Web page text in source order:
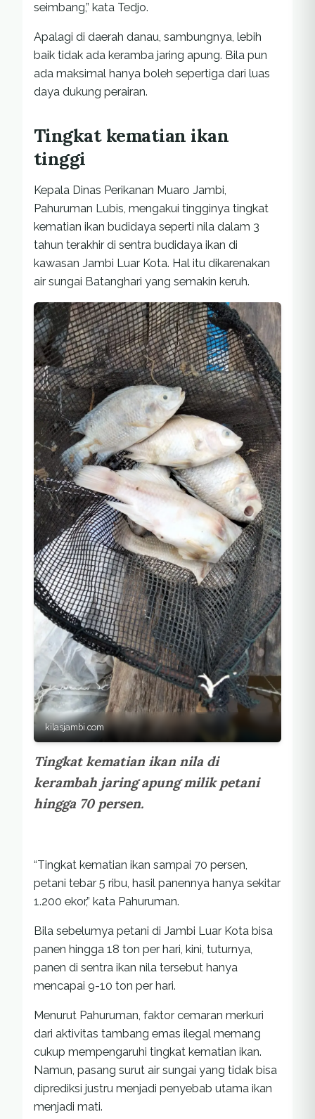
seimbang,” kata Tedjo.
Apalagi di daerah danau, sambungnya, lebih
baik tidak ada keramba jaring apung. Bila pun
ada maksimal hanya boleh sepertiga dari luas
daya dukung perairan.
Tingkat kematian ikan
tinggi
Kepala Dinas Perikanan Muaro Jambi,
Pahuruman Lubis, mengakui tingginya tingkat
kematian ikan budidaya seperti nila dalam 3
tahun terakhir di sentra budidaya ikan di
kawasan Jambi Luar Kota. Hal itu dikarenakan
air sungai Batanghari yang semakin keruh.
kilasjambi.com
Tingkat kematian ikan nila di
kerambah jaring apung milik petani
hingga 70 persen.
“Tingkat kematian ikan sampai 70 persen,
petani tebar 5 ribu, hasil panennya hanya sekitar
1.200 ekor,” kata Pahuruman.
Bila sebelumya petani di Jambi Luar Kota bisa
panen hingga 18 ton per hari, kini, tuturnya,
panen di sentra ikan nila tersebut hanya
mencapai 9-10 ton per hari.
Menurut Pahuruman, faktor cemaran merkuri
dari aktivitas tambang emas ilegal memang
cukup mempengaruhi tingkat kematian ikan.
Namun, pasang surut air sungai yang tidak bisa
diprediksi justru menjadi penyebab utama ikan
menjadi mati.